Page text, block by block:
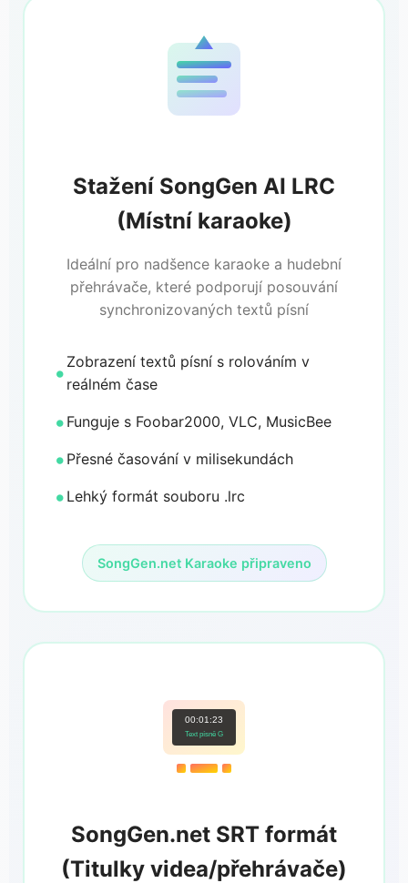
Stažení SongGen AI LRC
(Místní karaoke)
Ideální pro nadšence karaoke a hudební
přehrávače, které podporují posouvání
synchronizovaných textů písní
Zobrazení textů písní s rolováním v
reálném čase
Funguje s Foobar2000, VLC, MusicBee
Přesné časování v milisekundách
Lehký formát souboru .lrc
SongGen.net Karaoke připraveno
00:01:23
Text písně G
SongGen.net SRT formát
(Titulky videa/přehrávače)